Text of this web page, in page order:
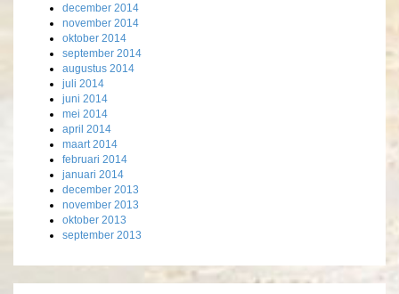
december 2014
november 2014
oktober 2014
september 2014
augustus 2014
juli 2014
juni 2014
mei 2014
april 2014
maart 2014
februari 2014
januari 2014
december 2013
november 2013
oktober 2013
september 2013